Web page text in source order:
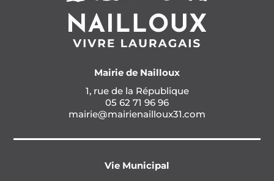
Mairie de Nailloux
1, rue de la République
05 62 71 96 96
mairie@mairienailloux31.com
Vie Municipal